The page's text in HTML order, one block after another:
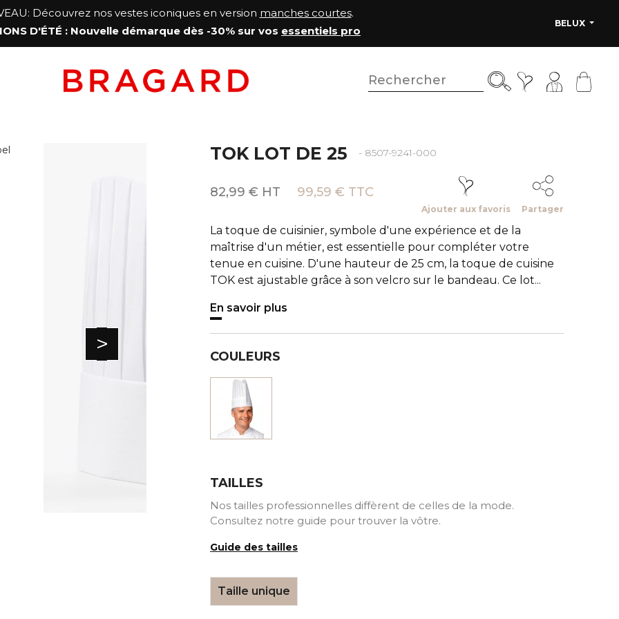
Découvrez nos vestes iconiques en version manches courtes.
D'ÉTÉ : Nouvelle démarque dès -30% sur vos essentiels pro
BELUX
>
TOK LOT DE 25 - 8507-9241-000
82,99 € HT 99,59 € TTC
Ajouter aux favoris Partager
La toque de cuisinier, symbole d'une expérience et de la
maîtrise d'un métier, est essentielle pour compléter votre
tenue en cuisine. D'une hauteur de 25 cm, la toque de cuisine
TOK est ajustable grâce à son velcro sur le bandeau. Ce lot...
En savoir plus
COULEURS
TAILLES
Nos tailles professionnelles diffèrent de celles de la mode.
Consultez notre guide pour trouver la vôtre.
Guide des tailles
Taille unique